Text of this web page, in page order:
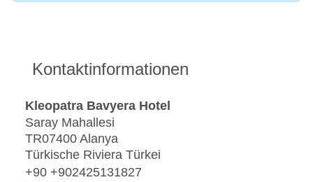
Kontaktinformationen
Kleopatra Bavyera Hotel
Saray Mahallesi
TR07400 Alanya
Türkische Riviera Türkei
+90 +902425131827